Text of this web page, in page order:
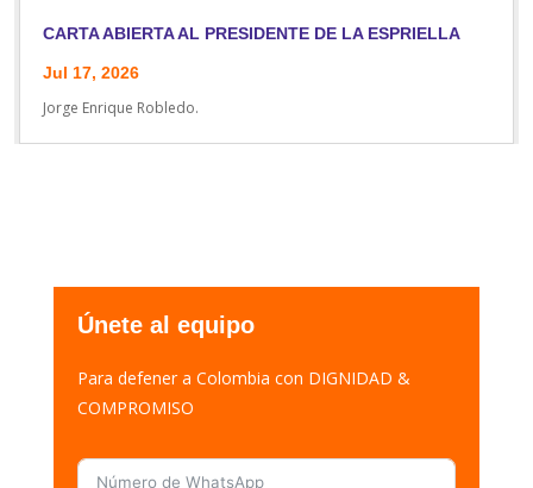
CARTA ABIERTA AL PRESIDENTE DE LA ESPRIELLA
Jul 17, 2026
Jorge Enrique Robledo.
Únete al equipo
Para defener a Colombia con DIGNIDAD &
COMPROMISO